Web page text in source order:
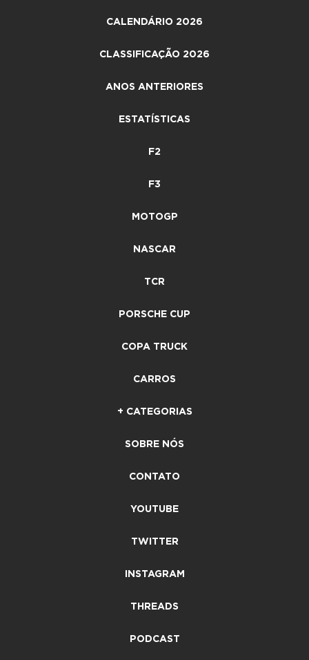
CALENDÁRIO 2026
CLASSIFICAÇÃO 2026
ANOS ANTERIORES
ESTATÍSTICAS
F2
F3
MOTOGP
NASCAR
TCR
PORSCHE CUP
COPA TRUCK
CARROS
+ CATEGORIAS
SOBRE NÓS
CONTATO
YOUTUBE
TWITTER
INSTAGRAM
THREADS
PODCAST